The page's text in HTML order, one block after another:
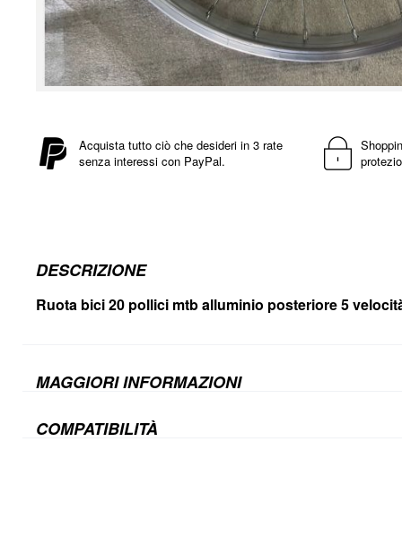
della
galleria
Acquista tutto ciò che desideri in 3 rate
senza interessi con PayPal.
DESCRIZIONE
Ruota bici 20 pollici mtb alluminio posteriore 5
MAGGIORI INFORMAZIONI
COMPATIBILITÀ